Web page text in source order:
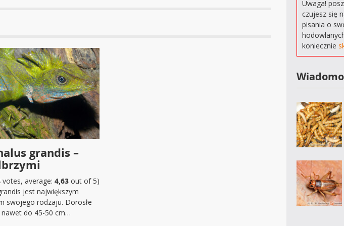
grandis –
votes, average: 4,63 out of 5)
jest największym
swojego rodzaju. Dorosłe
do 45-50 cm…
Uwaga!
czujesz się
pisania o
koniecznie